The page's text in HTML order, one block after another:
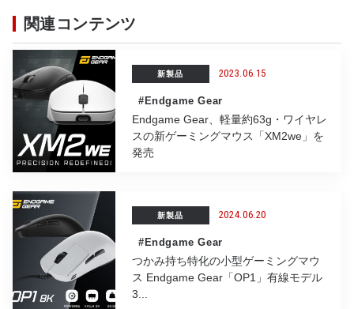
o
k
関連コンテンツ
新製品 2023.06.15
#Endgame Gear
Endgame Gear、軽量約63g・ワイヤレ
スの新ゲーミングマウス「XM2we」を
発売
新製品 2024.06.20
#Endgame Gear
つかみ持ち特化の小型ゲーミングマウ
ス Endgame Gear「OP1」有線モデル
3...